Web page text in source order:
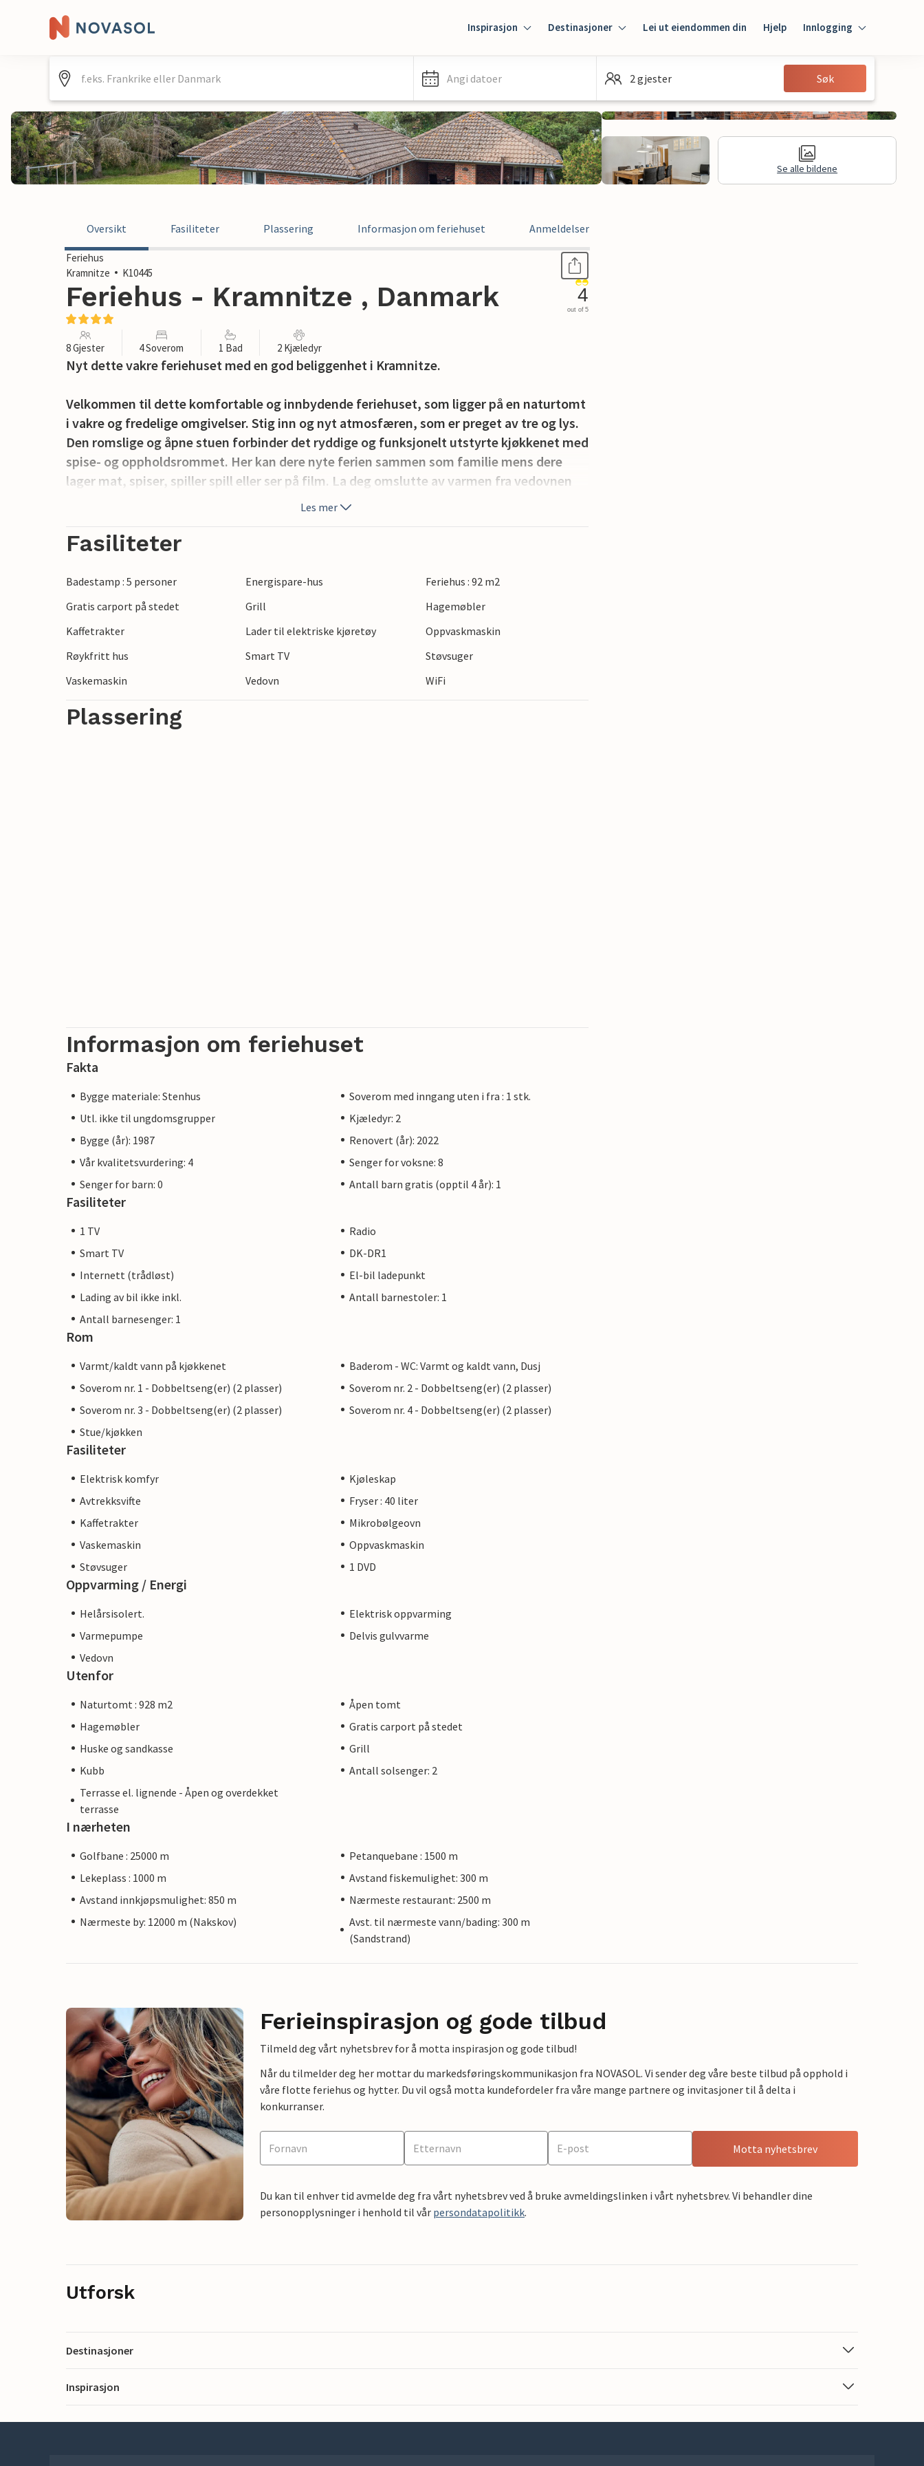
Inspirasjon Destinasjoner Lei ut eiendommen din Hjelp Innlogging
Innlogging
Gjest
Angi datoer 2 gjester Søk
Se alle bildene
Oversikt Fasiliteter Plassering Informasjon om feriehuset Anmeldelser
Feriehus
Kramnitze
K10445
Feriehus - Kramnitze , Danmark 4
out of 5
8 Gjester 4 Soverom 1 Bad 2 Kjæledyr
Nyt dette vakre feriehuset med en god beliggenhet i Kramnitze.
Velkommen til dette komfortable og innbydende feriehuset, som ligger på en naturtomt
i vakre og fredelige omgivelser. Stig inn og nyt atmosfæren, som er preget av tre og lys.
Den romslige og åpne stuen forbinder det ryddige og funksjonelt utstyrte kjøkkenet med
spise- og oppholdsrommet. Her kan dere nyte ferien sammen som familie mens dere
lager mat, spiser, spiller spill eller ser på film. La deg omslutte av varmen fra vedovnen
og slapp av. På badet har du dusjkabinett og gulvvarme til hverdagsferien, og i
også slappe av på den åpne og overbygde terrassen og nyte solen i hagemøblene. Se på
hånd i hånd. Dere kan sykle langs kysten eller nyte tradisjonell dansk mat på Digegården i
Humminge. Du kan også besøke Lalandia Aquadome eller ta en tur til Knuthenborg
Safaripark.
Les mer
Fasiliteter
Badestamp : 5 personer Energispare-hus
Feriehus : 92 m2
Gratis carport på stedet
Grill
Hagemøbler
Kaffetrakter
Lader til elektriske kjøretøy
Oppvaskmaskin
Røykfritt hus
Smart TV
Støvsuger
Vaskemaskin
Vedovn WiFi
Plassering
Informasjon om feriehuset
Fakta
Bygge materiale: Stenhus
Soverom med inngang uten i fra : 1 stk.
Utl. ikke til ungdomsgrupper
Kjæledyr: 2
Bygge (år): 1987
Renovert (år): 2022
Vår kvalitetsvurdering: 4
Senger for voksne: 8
Senger for barn: 0
Antall barn gratis (opptil 4 år): 1
Fasiliteter
1 TV
Radio
Smart TV
DK-DR1
Internett (trådløst)
El-bil ladepunkt
Lading av bil ikke inkl.
Antall barnestoler: 1
Antall barnesenger: 1
Rom
Varmt/kaldt vann på kjøkkenet
Baderom - WC: Varmt og kaldt vann, Dusj
Soverom nr. 1 - Dobbeltseng(er) (2 plasser)
Soverom nr. 2 - Dobbeltseng(er) (2 plasser)
Soverom nr. 3 - Dobbeltseng(er) (2 plasser)
Soverom nr. 4 - Dobbeltseng(er) (2 plasser)
Stue/kjøkken
Fasiliteter
Elektrisk komfyr
Kjøleskap
Avtrekksvifte
Fryser : 40 liter
Kaffetrakter
Mikrobølgeovn
Vaskemaskin
Oppvaskmaskin
Støvsuger
1 DVD
Oppvarming / Energi
Helårsisolert.
Elektrisk oppvarming
Varmepumpe
Delvis gulvvarme
Vedovn
Utenfor
Naturtomt : 928 m2
Åpen tomt
Hagemøbler
Gratis carport på stedet
Huske og sandkasse
Grill
Kubb
Antall solsenger: 2
Terrasse el. lignende - Åpen og overdekket
terrasse
I nærheten
Golfbane : 25000 m
Petanquebane : 1500 m
Lekeplass : 1000 m
Avstand fiskemulighet: 300 m
Avstand innkjøpsmulighet: 850 m
Nærmeste restaurant: 2500 m
Nærmeste by: 12000 m (Nakskov)
Avst. til nærmeste vann/bading: 300 m
(Sandstrand)
Ferieinspirasjon og gode tilbud
Tilmeld deg vårt nyhetsbrev for å motta inspirasjon og gode tilbud!
Når du tilmelder deg her mottar du markedsføringskommunikasjon fra NOVASOL. Vi sender deg våre beste tilbud på opphold i
våre flotte feriehus og hytter. Du vil også motta kundefordeler fra våre mange partnere og invitasjoner til å delta i
konkurranser.
Motta nyhetsbrev
Du kan til enhver tid avmelde deg fra vårt nyhetsbrev ved å bruke avmeldingslinken i vårt nyhetsbrev. Vi behandler dine
personopplysninger i henhold til vår persondatapolitikk.
Utforsk
Destinasjoner
Inspirasjon